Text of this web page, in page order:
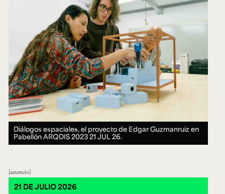
Diálogos espaciales, el proyecto de Edgar Guzmanruiz en
Pabellón ARQDIS 202321 JUL 26.
anuncio
21 DE JULIO 2026